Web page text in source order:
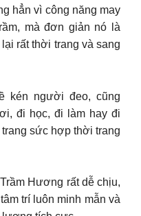
hẳn vì công năng may
mà đơn giản nó là
rất thời trang và sang
kén người đeo, cũng
đi học, đi làm hay đi
sức hợp thời trang
Hương rất dễ chịu,
trí luôn minh mẫn và